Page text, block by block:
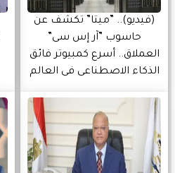
(فيديو).. ‏”ميتا” تكشف عن
حاسوب ”آر إس سى”
العملاق.. أسرع كمبيوتر فائق
الذكاء الاصطناعى فى العالم